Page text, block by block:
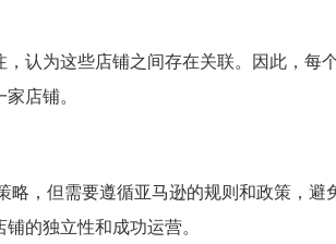
认为这些店铺之间存在关联。因此，每
店铺。
，但需要遵循亚马逊的规则和政策，避
的独立性和成功运营。